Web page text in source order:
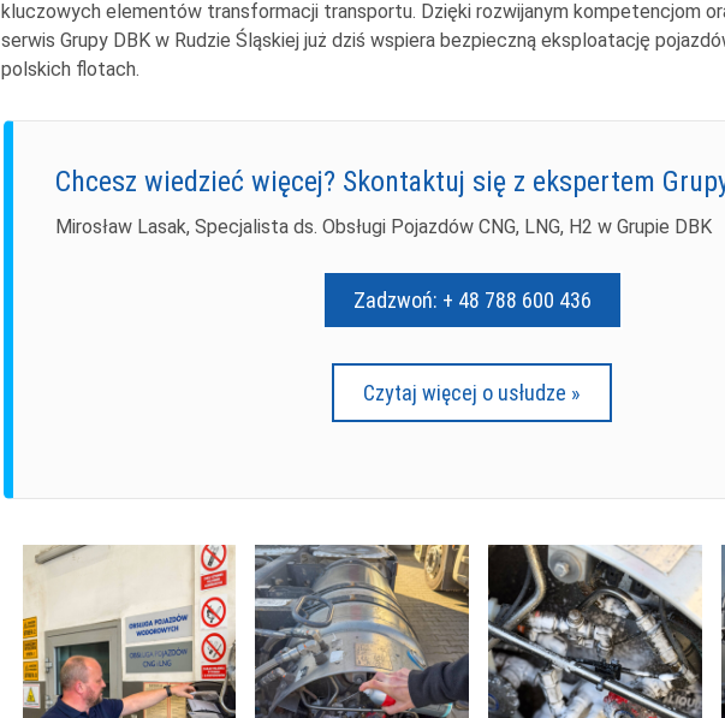
kluczowych elementów transformacji transportu. Dzięki rozwijanym kompetencjom
serwis Grupy DBK w Rudzie Śląskiej już dziś wspiera bezpieczną eksploatację
polskich flotach.
Chcesz wiedzieć więcej? Skontaktuj się z ekspertem
Mirosław Lasak, Specjalista ds. Obsługi Pojazdów CNG, LNG, H2 w Grupie DBK
Zadzwoń: + 48 788 600 436
Czytaj więcej o usłudze »